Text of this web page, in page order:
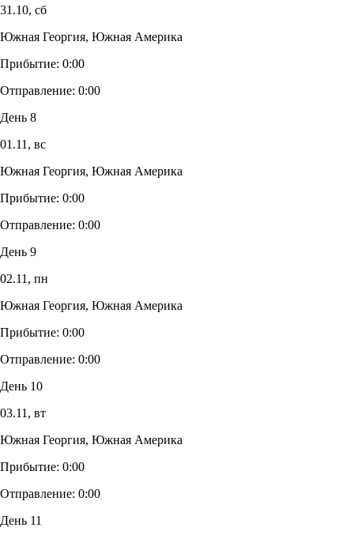
31.10, сб
Южная Георгия, Южная Америка
Прибытие: 0:00
Отправление: 0:00
День 8
01.11, вс
Южная Георгия, Южная Америка
Прибытие: 0:00
Отправление: 0:00
День 9
02.11, пн
Южная Георгия, Южная Америка
Прибытие: 0:00
Отправление: 0:00
День 10
03.11, вт
Южная Георгия, Южная Америка
Прибытие: 0:00
Отправление: 0:00
День 11